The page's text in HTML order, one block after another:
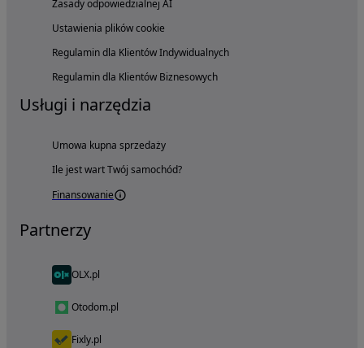
Zasady odpowiedzialnej AI
Ustawienia plików cookie
Regulamin dla Klientów Indywidualnych
Regulamin dla Klientów Biznesowych
Usługi i narzędzia
Umowa kupna sprzedaży
Ile jest wart Twój samochód?
Finansowanie
Partnerzy
OLX.pl
Otodom.pl
Fixly.pl